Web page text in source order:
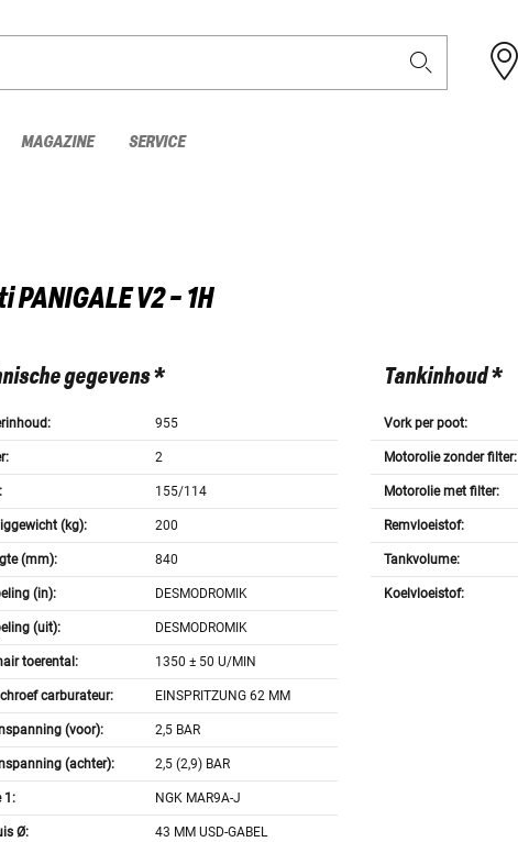
MAGAZINE SERVICE
PANIGALE V2 - 1H
gegevens *
955
2
155/114
(kg): 200
(mm): 840
(in): DESMODROMIK
(uit): DESMODROMIK
toerental: 1350 ± 50 U/MIN
carburateur: EINSPRITZUNG 62 MM
(voor): 2,5 BAR
(achter): 2,5 (2,9) BAR
1: NGK MAR9A-J
Ø: 43 MM USD-GABEL
Tankinhoud *
Vork per poot:
Motorolie zonder filter:
Motorolie met filter:
Remvloeistof:
Tankvolume:
Koelvloeistof: